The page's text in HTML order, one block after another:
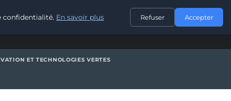
CONTACT
ET TECHNOLOGIES VERTES
confidentialité. En savoir plus Refuser Accepter